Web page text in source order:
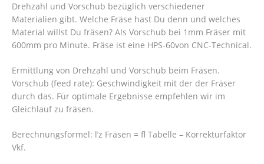
Drehzahl und Vorschub bezüglich verschiedener
Materialien gibt. Welche Fräse hast Du denn und welches
Material willst Du fräsen? Als Vorschub bei 1mm Fräser mit
600mm pro Minute. Fräse ist eine HPS-60von CNC-Technical.
Ermittlung von Drehzahl und Vorschub beim Fräsen.
Vorschub (feed rate): Geschwindigkeit mit der der Fräser
durch das. Für optimale Ergebnisse empfehlen wir im
Gleichlauf zu fräsen.
Berechnungsformel: l’z Fräsen = fl Tabelle – Korrekturfaktor
Vkf.